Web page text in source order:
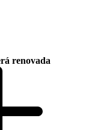
renovada